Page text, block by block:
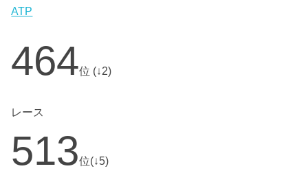
ATP
464位 (↓2)
レース
513位(↓5)